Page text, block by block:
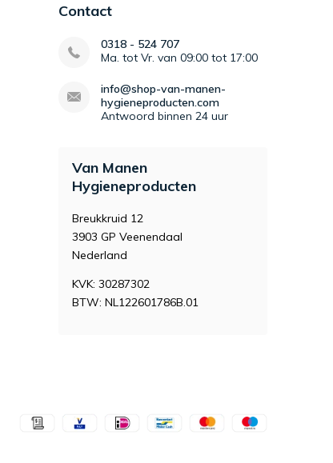
Contact
0318 - 524 707
Ma. tot Vr. van 09:00 tot 17:00
info@shop-van-manen-
hygieneproducten.com
Antwoord binnen 24 uur
Van Manen
Hygieneproducten
Breukkruid 12
3903 GP Veenendaal
Nederland
KVK: 30287302
BTW: NL122601786B.01